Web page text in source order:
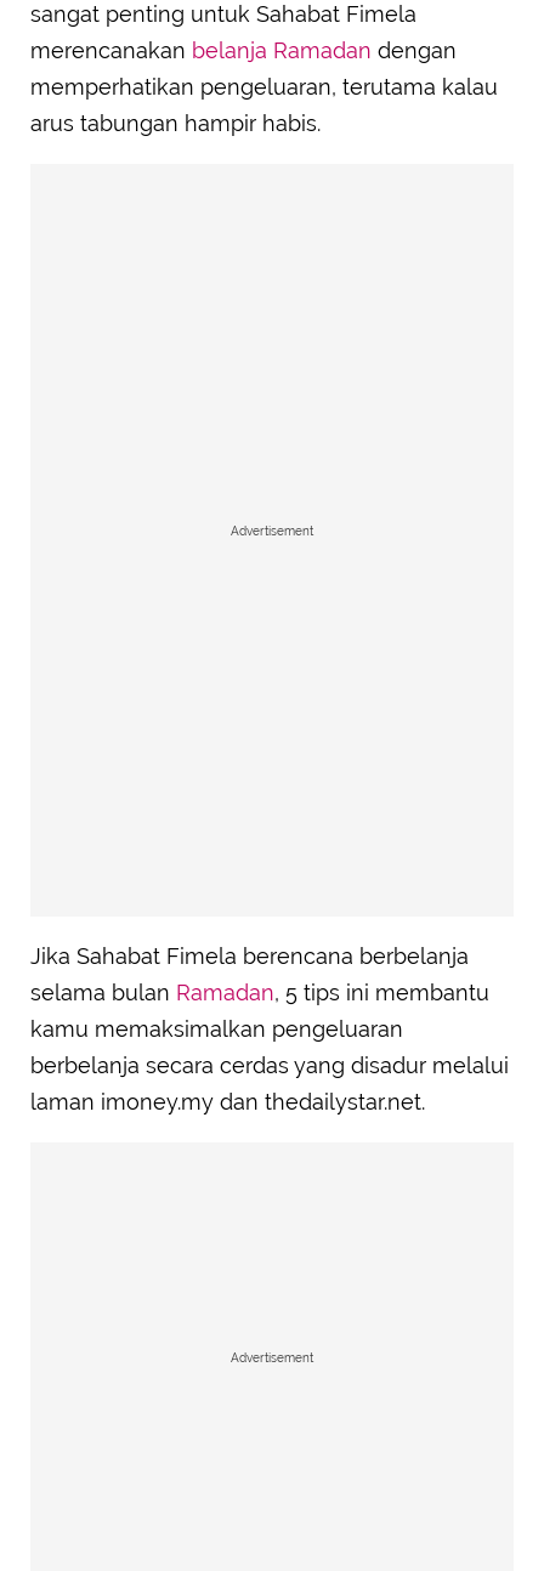
sangat penting untuk Sahabat Fimela
merencanakan belanja Ramadan dengan
memperhatikan pengeluaran, terutama kalau
arus tabungan hampir habis.
Advertisement
Jika Sahabat Fimela berencana berbelanja
selama bulan Ramadan, 5 tips ini membantu
kamu memaksimalkan pengeluaran
berbelanja secara cerdas yang disadur melalui
laman imoney.my dan thedailystar.net.
Advertisement